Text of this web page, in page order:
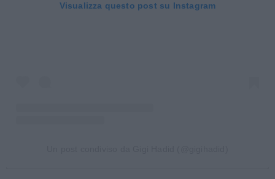
Visualizza questo post su Instagram